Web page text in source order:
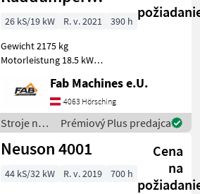
TA2SEH Hoch
und
Drehkippversion
26 kS/19 kW R. v. 2021
390 h
Gewicht 2175 kg
Motorleistung 18.5 kW
und Hochkipp / Swivel
(4410 lb) Maximal
Muldenkapazität (Gehäuft)
1.2
Fab Machines e.U.
4063 Hörsching
Stroje na
stavbu /
Mecalac
Prémiový Plus predajca
Neuson 4001
Cena
na
44 kS/32 kW R. v. 2019 700 h